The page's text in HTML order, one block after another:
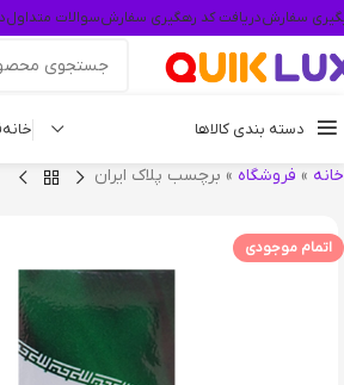
سفارشدریافت کد رهگیری سفارشسوالات متداول
دسته بندی کالاها خانه
خانه » فروشگاه » برچسب پلاک ایران
اتمام موجودی